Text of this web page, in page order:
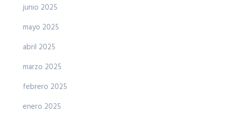
junio 2025
mayo 2025
abril 2025
marzo 2025
febrero 2025
enero 2025